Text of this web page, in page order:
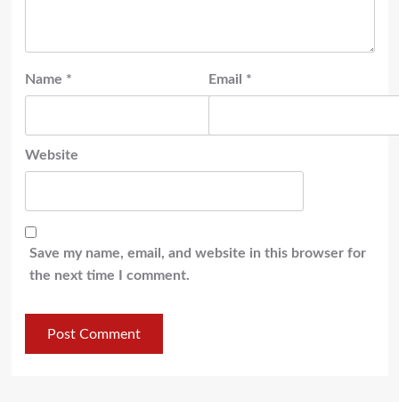
Name * Email *
Website
Save my name, email, and website in this browser for
the next time I comment.